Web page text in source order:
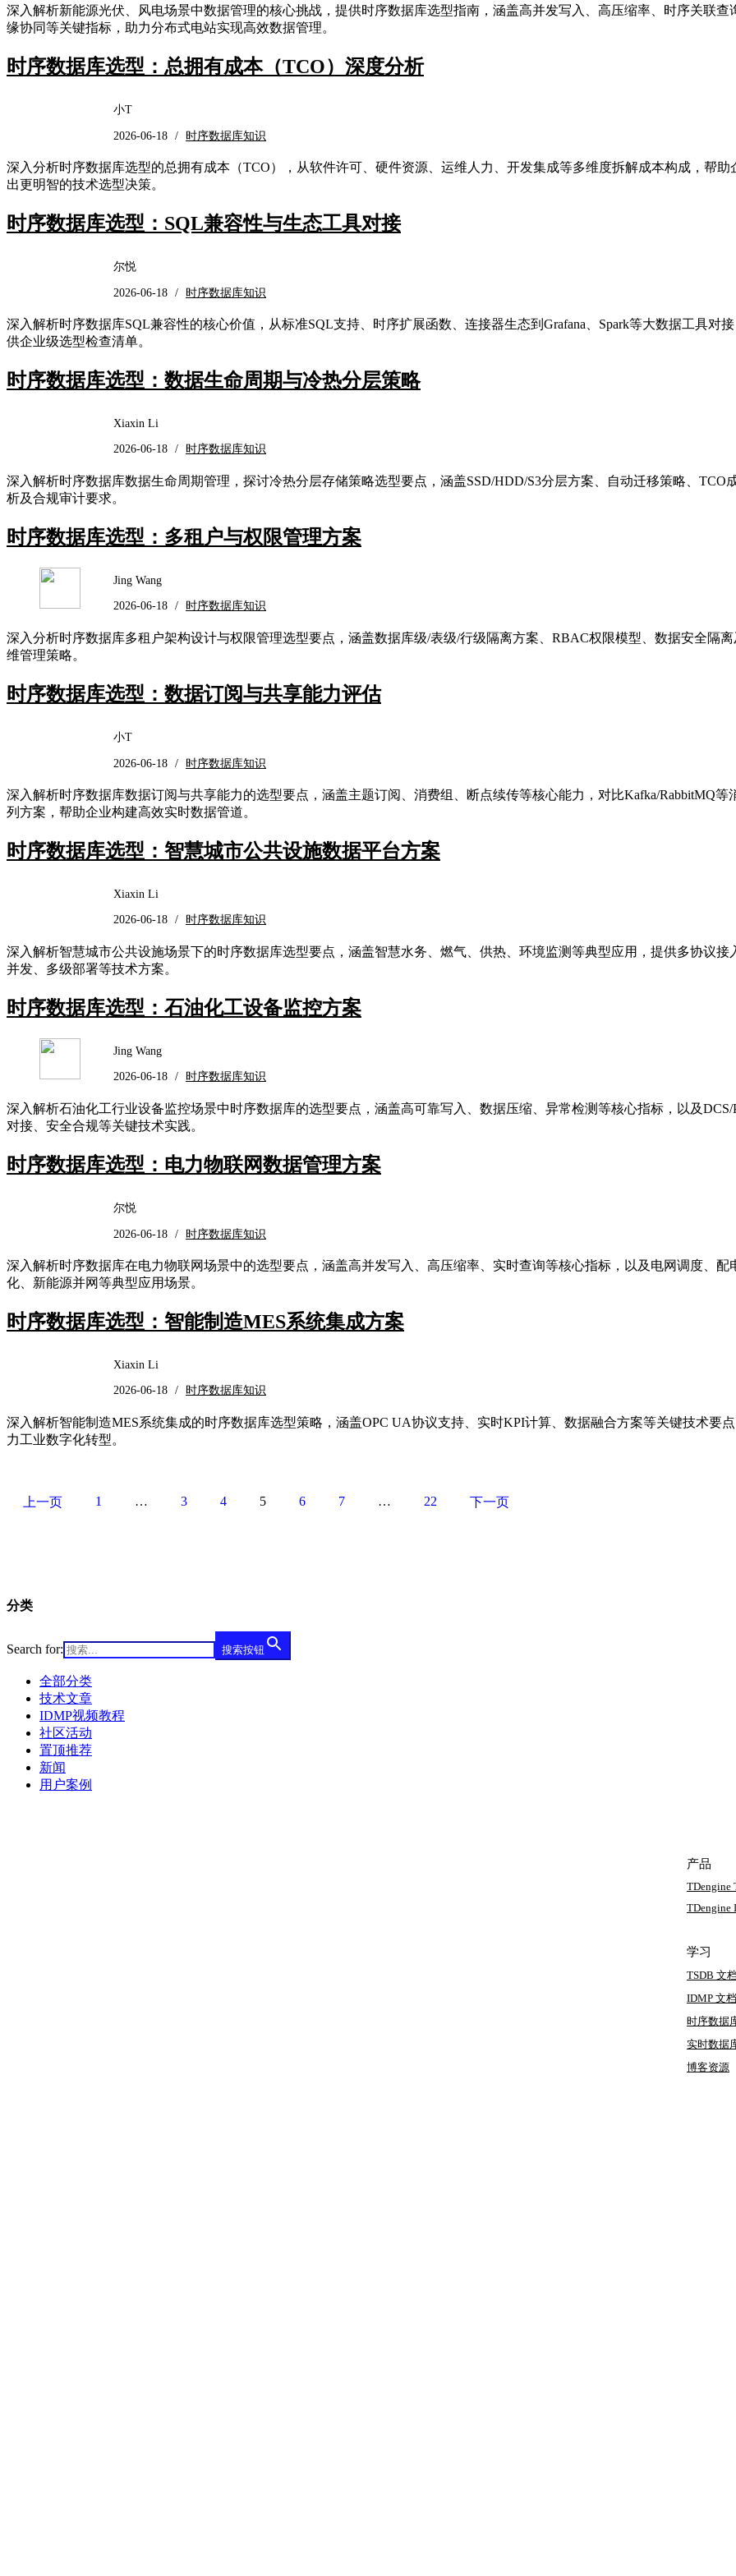
深入解析新能源光伏、风电场景中数据管理的核心挑战，提供时序数据库选型指南，涵盖高并发写入、高压缩率、时序关联查
缘协同等关键指标，助力分布式电站实现高效数据管理。
时序数据库选型：总拥有成本（TCO）深度分析
小T
2026-06-18 / 时序数据库知识
深入分析时序数据库选型的总拥有成本（TCO），从软件许可、硬件资源、运维人力、开发集成等多维度拆解成本构成，帮助
出更明智的技术选型决策。
时序数据库选型：SQL兼容性与生态工具对接
尔悦
2026-06-18 / 时序数据库知识
深入解析时序数据库SQL兼容性的核心价值，从标准SQL支持、时序扩展函数、连接器生态到Grafana、Spark等大数据工具对
供企业级选型检查清单。
时序数据库选型：数据生命周期与冷热分层策略
Xiaxin Li
2026-06-18 / 时序数据库知识
深入解析时序数据库数据生命周期管理，探讨冷热分层存储策略选型要点，涵盖SSD/HDD/S3分层方案、自动迁移策略、TCO
析及合规审计要求。
时序数据库选型：多租户与权限管理方案
Jing Wang
2026-06-18 / 时序数据库知识
深入分析时序数据库多租户架构设计与权限管理选型要点，涵盖数据库级/表级/行级隔离方案、RBAC权限模型、数据安全隔离
维管理策略。
时序数据库选型：数据订阅与共享能力评估
小T
2026-06-18 / 时序数据库知识
深入解析时序数据库数据订阅与共享能力的选型要点，涵盖主题订阅、消费组、断点续传等核心能力，对比Kafka/RabbitMQ等
列方案，帮助企业构建高效实时数据管道。
时序数据库选型：智慧城市公共设施数据平台方案
Xiaxin Li
2026-06-18 / 时序数据库知识
深入解析智慧城市公共设施场景下的时序数据库选型要点，涵盖智慧水务、燃气、供热、环境监测等典型应用，提供多协议接
并发、多级部署等技术方案。
时序数据库选型：石油化工设备监控方案
Jing Wang
2026-06-18 / 时序数据库知识
深入解析石油化工行业设备监控场景中时序数据库的选型要点，涵盖高可靠写入、数据压缩、异常检测等核心指标，以及DCS/
对接、安全合规等关键技术实践。
时序数据库选型：电力物联网数据管理方案
尔悦
2026-06-18 / 时序数据库知识
深入解析时序数据库在电力物联网场景中的选型要点，涵盖高并发写入、高压缩率、实时查询等核心指标，以及电网调度、配
化、新能源并网等典型应用场景。
时序数据库选型：智能制造MES系统集成方案
Xiaxin Li
2026-06-18 / 时序数据库知识
深入解析智能制造MES系统集成的时序数据库选型策略，涵盖OPC UA协议支持、实时KPI计算、数据融合方案等关键技术要
力工业数字化转型。
上一页 1 … 3 4 5 6 7 … 22 下一页
分类
Search for: 搜索按钮
全部分类
技术文章
IDMP视频教程
社区活动
置顶推荐
新闻
用户案例
产品
TDengine
TDengine
学习
TSDB 文档
IDMP 文档
时序数据
实时数据
博客资源